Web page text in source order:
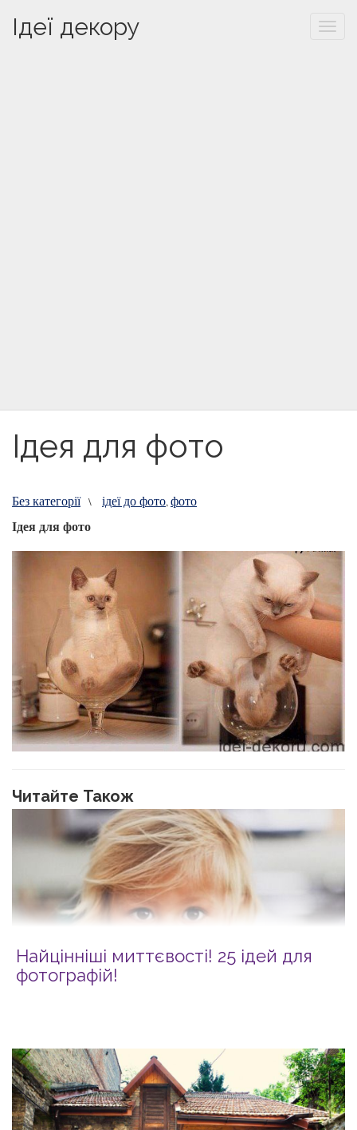
Ідеї декору
Ідея для фото
Без категорії \ ідеї до фото,фото
Ідея для фото
Читайте Також
Найцінніші миттєвості! 25 ідей для
фотографій!